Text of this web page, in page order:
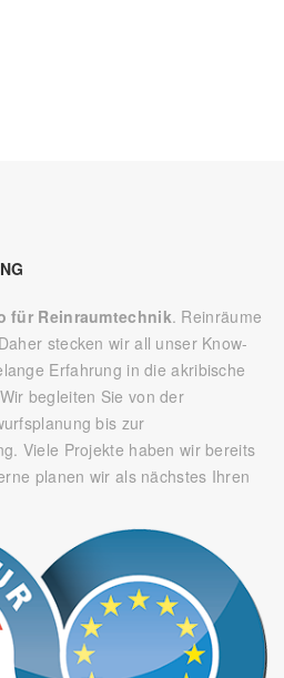
für Reinraumtechnik. Reinräume
stecken wir all unser Know-
Erfahrung in die akribische
begleiten Sie von der
bis zur
Viele Projekte haben wir bereits
planen wir als nächstes Ihren